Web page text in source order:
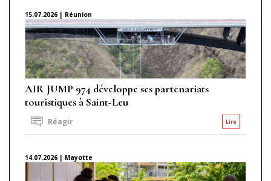
15.07.2026 | Réunion
AIR JUMP 974 développe ses partenariats
touristiques à Saint-Leu
Lire
Réagir
14.07.2026 | Mayotte